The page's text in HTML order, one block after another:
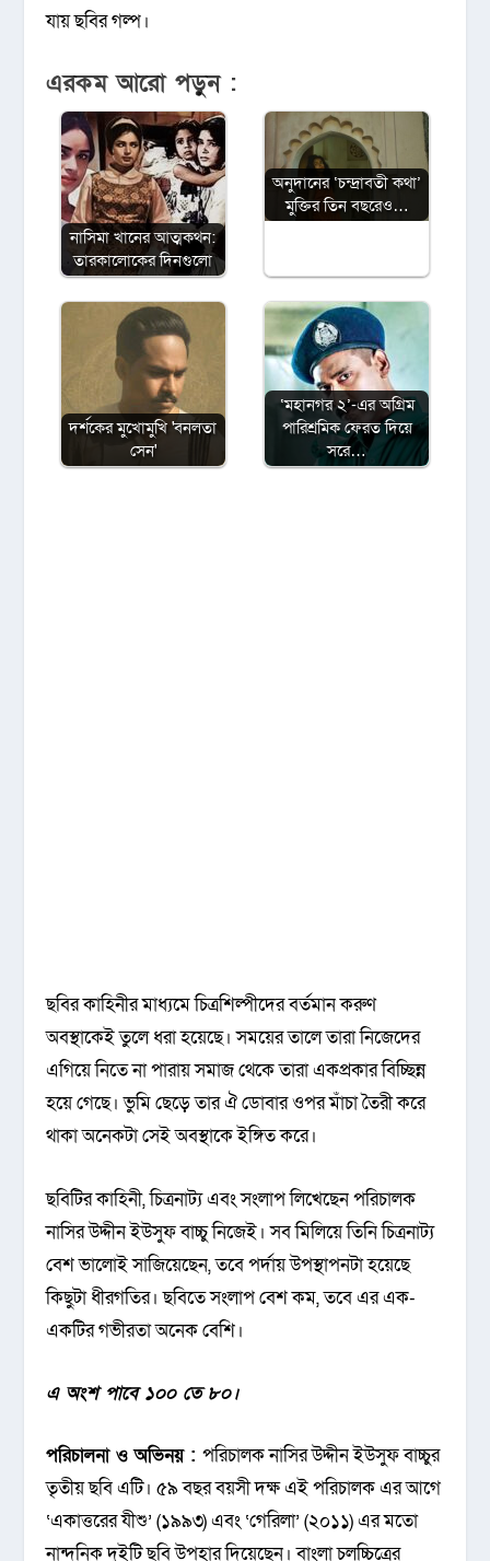
যায় ছবির গল্প।
এরকম আরো পড়ুন :
নাসিমা খানের আত্মকথন:
তারকালোকের দিনগুলো
অনুদানের ‘চন্দ্রাবতী কথা’
মুক্তির তিন বছরেও…
দর্শকের মুখোমুখি 'বনলতা
সেন'
‘মহানগর ২’-এর অগ্রিম
পারিশ্রমিক ফেরত দিয়ে
সরে…
ছবির কাহিনীর মাধ্যমে চিত্রশিল্পীদের বর্তমান করুণ
অবস্থাকেই তুলে ধরা হয়েছে। সময়ের তালে তারা নিজেদের
এগিয়ে নিতে না পারায় সমাজ থেকে তারা একপ্রকার বিচ্ছিন্ন
হয়ে গেছে। ভুমি ছেড়ে তার ঐ ডোবার ওপর মাঁচা তৈরী করে
থাকা অনেকটা সেই অবস্থাকে ইঙ্গিত করে।
ছবিটির কাহিনী, চিত্রনাট্য এবং সংলাপ লিখেছেন পরিচালক
নাসির উদ্দীন ইউসুফ বাচ্চু নিজেই। সব মিলিয়ে তিনি চিত্রনাট্য
বেশ ভালোই সাজিয়েছেন, তবে পর্দায় উপস্থাপনটা হয়েছে
কিছুটা ধীরগ‌তির। ছবিতে সংলাপ বেশ কম, তবে এর এক-
এক‌টির গভীরতা অনেক বেশি।
এ অংশ পাবে ১০০ তে ৮০।
পরিচালনা ও অভিনয় :পরিচালক নাসির উদ্দীন ইউসুফ বাচ্চুর
তৃতীয় ছবি এটি। ৫৯ বছর বয়সী দক্ষ এই পরিচালক এর আগে
‘একাত্তরের যীশু’ (১৯৯৩) এবং ‘গেরিলা’ (২০১১) এর মতো
নান্দনিক দুইটি ছবি উপহার দিয়েছেন। বাংলা চলচ্চিত্রের